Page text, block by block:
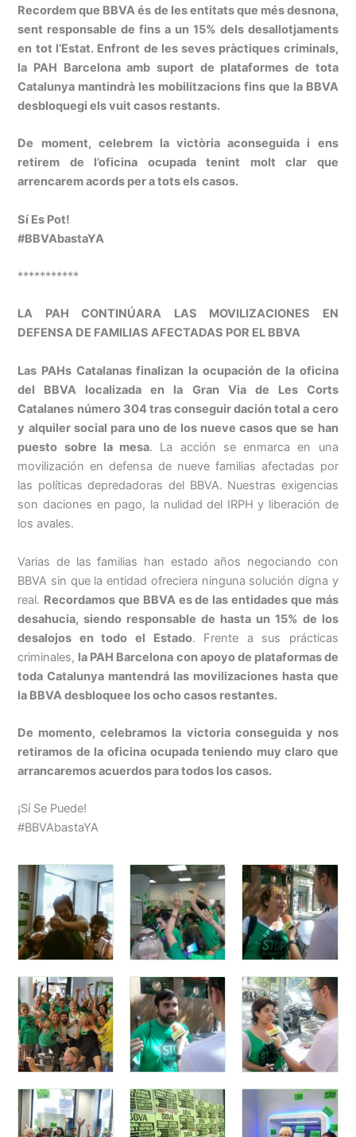
Recordem que BBVAés de les entitats que més desnona,
sent responsable de fins a un 15% dels desallotjaments
en tot l’Estat. Enfront de les seves pràctiques criminals,
la PAH Barcelona amb suport de plataformes de tota
Catalunya mantindrà les mobilitzacions fins que la BBVA
desbloquegi els vuit casos restants.
De moment, celebrem la victòria aconseguida i ens
retirem de l’oficina ocupada tenint molt clar que
arrencarem acords per a tots els casos.
Sí Es Pot!
#BBVAbastaYA
***********
LA PAH CONTINÚARA LAS MOVILIZACIONES EN
DEFENSA DE FAMILIAS AFECTADAS POR EL BBVA
Las PAHs Catalanas finalizan la ocupación de la oficina
del BBVA localizada en la Gran Via de Les Corts
Catalanes número 304 tras conseguir dación total a cero
y alquiler social para uno de los nueve casos que se han
puesto sobre la mesa. La acción se enmarca en una
movilización en defensa de nueve familias afectadas por
las políticas depredadoras del BBVA. Nuestras exigencias
son daciones en pago, la nulidad del IRPH y liberación de
los avales.
Varias de las familias han estado años negociando con
BBVA sin que la entidad ofreciera ninguna solución digna y
real. Recordamos que BBVA es de las entidades que más
desahucia, siendo responsable de hasta un 15% de los
desalojos en todo el Estado. Frente a sus prácticas
criminales, la PAH Barcelona con apoyo de plataformas de
toda Catalunya mantendrá las movilizaciones hasta que
la BBVA desbloquee los ocho casos restantes.
De momento, celebramos la victoria conseguida y nos
retiramos de la oficina ocupada teniendo muy claro que
arrancaremos acuerdos para todos los casos.
¡Sí Se Puede!
#BBVAbastaYA